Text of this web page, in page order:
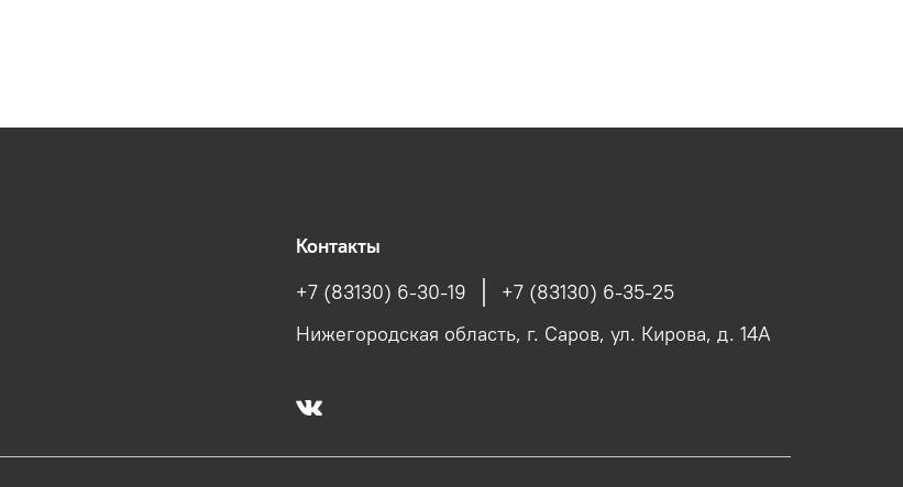
Контакты
+7 (83130) 6-30-19
+7 (83130) 6-35-25
Нижегородская область, г. Саров, ул. Кирова, д. 14А